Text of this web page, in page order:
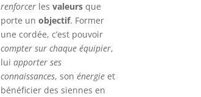
renforcer lesvaleurs que
porte unobjectif. Former
une cordée, c’est pouvoir
compter sur chaque équipier,
luiapporter ses
connaissances, sonénergie et
bénéficier des siennes en